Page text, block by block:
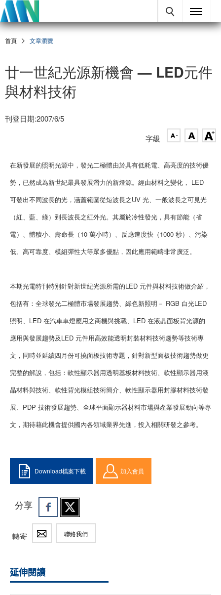
首頁 文章瀏覽
廿一世紀光源新機會 — LED元件
與材料技術
刊登日期:2007/6/5
字級
在新發展的照明光源中，發光二極體由於具有低耗電、高亮度的技術優
勢，已然成為新世紀最具發展潛力的新燈源。經由材料之變化， LED
可發出不同波長的光，涵蓋範圍從短波長之UV 光、一般波長之可見光
（紅、藍、綠）到長波長之紅外光。其屬於冷性發光，具有節能（省
電）、體積小、壽命長（10 萬小時）、反應速度快（1000 秒）、污染
低、高可靠度、模組彈性大等眾多優點，因此應用範疇非常廣泛。
本期光電特刊特別針對新世紀光源所需的LED 元件與材料技術做介紹，
包括有：全球發光二極體市場發展趨勢、綠色新照明－ RGB 白光LED
照明、LED 在汽車車燈應用之商機與挑戰、LED 在液晶面板背光源的
應用與發展趨勢及LED 元件用高效能透明封裝材料技術趨勢等技術專
文，同時並延續四月份可撓面板技術專題，針對新型面板技術趨勢做更
完整的解說，包括：軟性顯示器用透明基板材料技術、軟性顯示器用液
晶材料與技術、軟性背光模組技術簡介、軟性顯示器用封膠材料技術發
展、PDP 技術發展趨勢、全球平面顯示器材料市場與產業發展動向等專
文，期待藉此機會提供國內各領域業界先進，投入相關研發之參考。
Download檔案下載 加入會員
分享
轉寄 聯絡我們
延伸閱讀